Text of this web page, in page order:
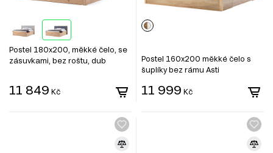
Postel 180x200, měkké čelo, se
zásuvkami, bez roštu, dub
11 849 Kč
Postel 160x200 měkké čelo s
šuplíky bez rámu Asti
11 999 Kč